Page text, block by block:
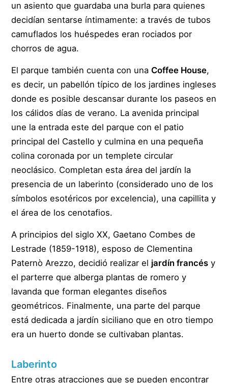
un asiento que guardaba una burla para quienes
decidían sentarse íntimamente: a través de tubos
camuflados los huéspedes eran rociados por
chorros de agua.
El parque también cuenta con una Coffee House,
es decir, un pabellón típico de los jardines ingleses
donde es posible descansar durante los paseos en
los cálidos días de verano. La avenida principal
une la entrada este del parque con el patio
principal del Castello y culmina en una pequeña
colina coronada por un templete circular
neoclásico. Completan esta área del jardín la
presencia de un laberinto (considerado uno de los
símbolos esotéricos por excelencia), una capillita y
el área de los cenotafios.
A principios del siglo XX, Gaetano Combes de
Lestrade (1859-1918), esposo de Clementina
Paternò Arezzo, decidió realizar el jardín francés y
el parterre que alberga plantas de romero y
lavanda que forman elegantes diseños
geométricos. Finalmente, una parte del parque
está dedicada a jardín siciliano que en otro tiempo
era un huerto donde se cultivaban plantas.
Laberinto
Entre otras atracciones que se pueden encontrar